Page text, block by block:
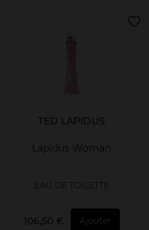
TED LAPIDUS
Lapidus Woman
EAU DE TOILETTE
106,50 € Ajouter